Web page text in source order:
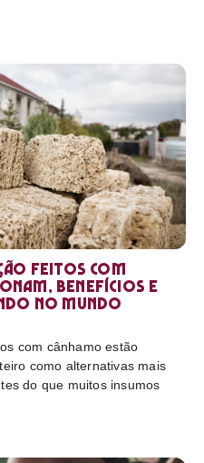
feitos com
benefícios e
no mundo
com cânhamo estão
como alternativas mais
do que muitos insumos